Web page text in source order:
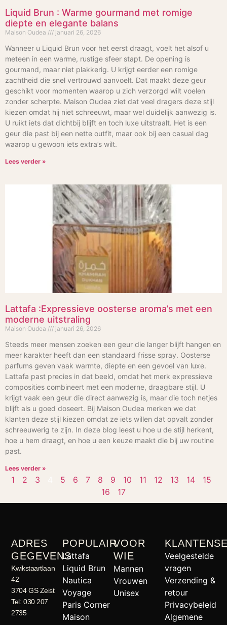
Liquid Brun : Warme gourmand met romige
diepte en elegante balans
Maison Oudea januari 26, 2026
Wanneer u Liquid Brun voor het eerst draagt, voelt het alsof u
meteen in een warme, rustige sfeer stapt. De opening is
gourmand, maar niet plakkerig. U krijgt eerder een romige
zachtheid die snel vertrouwd aanvoelt. Dat maakt deze geur
geschikt voor momenten waarop u zich verzorgd wilt voelen
zonder scherpte. Maison Oudea ziet dat veel dragers deze stijl
kiezen omdat hij niet schreeuwt, maar wel duidelijk aanwezig is.
U ruikt iets dat dichtbij blijft en toch luxe uitstraalt. Het is een
geur die past bij een nette outfit, maar ook bij een casual dag
waarop u gewoon iets extra’s wilt.
Lees verder »
Lattafa :Expressieve oosterse aroma’s met een
moderne uitstraling
Maison Oudea januari 26, 2026
Steeds meer mensen zoeken een geur die langer blijft hangen en
meer karakter heeft dan een standaard frisse spray. Oosterse
parfums geven vaak warmte, diepte en een gevoel van luxe.
Lattafa past precies in dat beeld, omdat het merk expressieve
composities combineert met een moderne, draagbare stijl. U
krijgt vaak een geur die direct aanwezig is, maar die toch netjes
blijft als u goed doseert. Bij Maison Oudea merken we dat
klanten deze stijl kiezen omdat ze iets willen dat opvalt zonder
schreeuwerig te zijn. In deze blog leest u hoe u de stijl herkent,
hoe u hem draagt, en hoe u een keuze maakt die bij uw routine
past.
Lees verder »
1 2 3 5 6 7 8 9 10 11 12 13 14
15
16
17
ADRES
GEGEVENS
Kwikstaartlaan
42
3704 GS Zeist
Tel: 030 207
2735
POPULAIR
Lattafa
Liquid Brun
Nautica
Voyage
Paris Corner
Maison
VOOR
WIE
Mannen
Vrouwen
Unisex
Veelgestelde
vragen
Verzending &
retour
Privacybeleid
Algemene